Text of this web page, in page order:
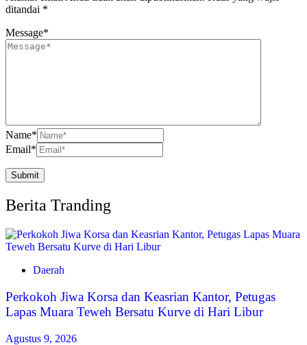
ditandai *
Message*
Name*
Email*
Berita Tranding
Daerah
Perkokoh Jiwa Korsa dan Keasrian Kantor, Petugas
Lapas Muara Teweh Bersatu Kurve di Hari Libur
Agustus 9, 2026